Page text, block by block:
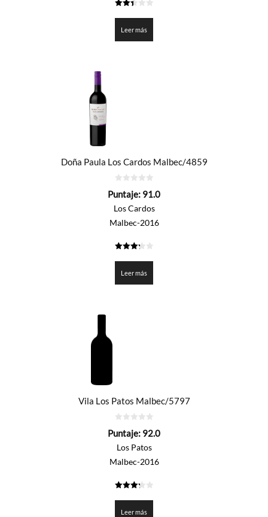
de 5
Leer más
Doña Paula Los Cardos Malbec/4859
de
Puntaje: 91.0
Los Cardos
Malbec-2016
de 5
Leer más
Vila Los Patos Malbec/5797
de
Puntaje: 92.0
Los Patos
Malbec-2016
de 5
Leer más